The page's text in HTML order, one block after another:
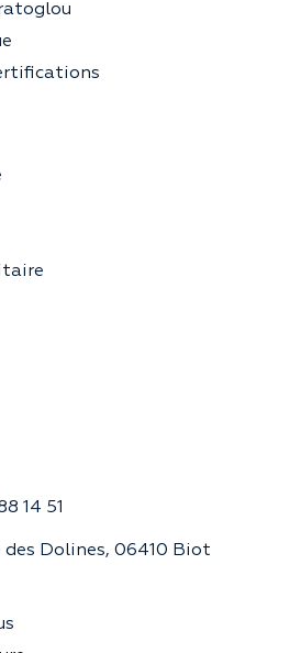
14 51
des Dolines, 06410 Biot